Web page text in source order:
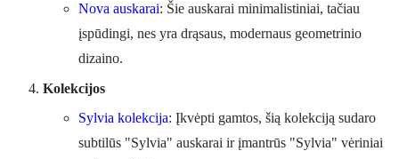
Nova auskarai: Šie auskarai minimalistiniai, tačiau
įspūdingi, nes yra drąsaus, modernaus geometrinio
dizaino.
Kolekcijos
Sylvia kolekcija: Įkvėpti gamtos, šią kolekciją sudaro
subtilūs "Sylvia" auskarai ir įmantrūs "Sylvia" vėriniai